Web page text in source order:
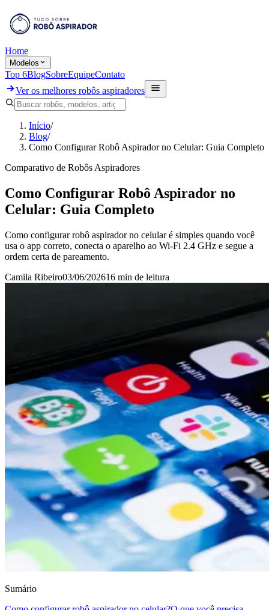
Home
Modelos
Top 6BlogSobreEquipeContato
Ver os melhores robôs aspiradores
Início/
Blog/
Como Configurar Robô Aspirador no Celular: Guia Completo
Comparativo de Robôs Aspiradores
Como Configurar Robô Aspirador no
Celular: Guia Completo
Como configurar robô aspirador no celular é simples quando você
usa o app correto, conecta o aparelho ao Wi-Fi 2.4 GHz e segue a
ordem certa de pareamento.
Camila Ribeiro03/06/202616 min de leitura
Sumário